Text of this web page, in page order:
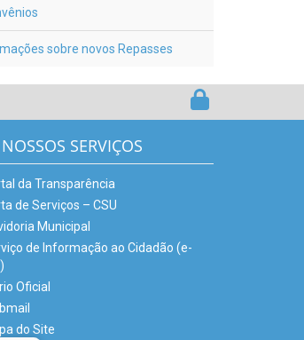
sobre novos Repasses
NOSSOS SERVIÇOS
da Transparência
de Serviços – CSU
Municipal
de Informação ao Cidadão (e-
Oficial
do Site